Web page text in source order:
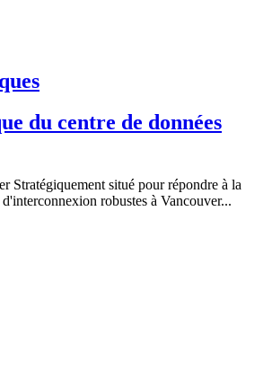
du centre de données
Stratégiquement situé pour répondre à la
robustes à Vancouver...